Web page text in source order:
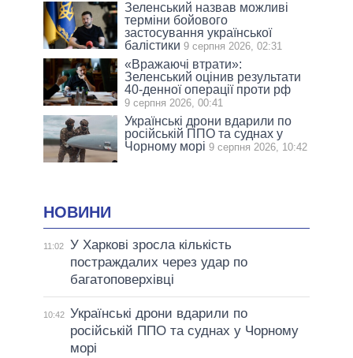
Зеленський назвав можливі
терміни бойового
застосування української
балістики 9 серпня 2026, 02:31
«Вражаючі втрати»:
Зеленський оцінив результати
40-денної операції проти рф
9 серпня 2026, 00:41
Українські дрони вдарили по
російській ППО та суднах у
Чорному морі 9 серпня 2026, 10:42
НОВИНИ
11:02
У Харкові зросла кількість
постраждалих через удар по
багатоповерхівці
10:42 Українські дрони вдарили по
російській ППО та суднах у Чорному
морі